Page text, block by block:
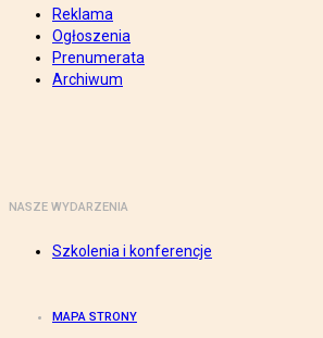
Reklama
Ogłoszenia
Prenumerata
Archiwum
NASZE WYDARZENIA
Szkolenia i konferencje
MAPA STRONY